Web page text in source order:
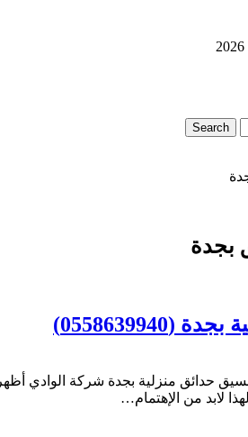
بجدة
حدائق منزلية بجدة شركة الوادي
لابد من الإهتمام…